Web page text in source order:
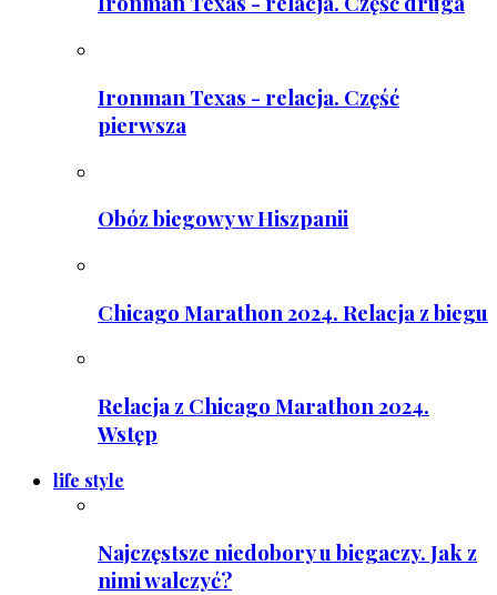
Ironman Texas - relacja. Część
pierwsza
Obóz biegowy w Hiszpanii
Chicago Marathon 2024. Relacja z biegu
Relacja z Chicago Marathon 2024.
Wstęp
life style
Najczęstsze niedobory u biegaczy. Jak z
nimi walczyć?